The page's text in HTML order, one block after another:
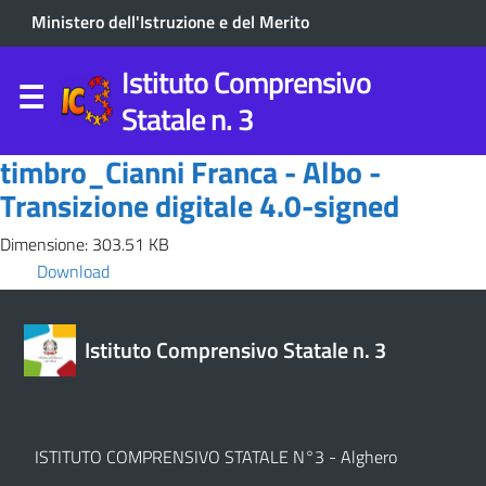
Ministero dell'Istruzione e del Merito
Istituto Comprensivo
Statale n. 3
timbro_Cianni Franca - Albo -
Transizione digitale 4.0-signed
Dimensione: 303.51 KB
Download
Istituto Comprensivo Statale n. 3
ISTITUTO COMPRENSIVO STATALE N°3 - Alghero